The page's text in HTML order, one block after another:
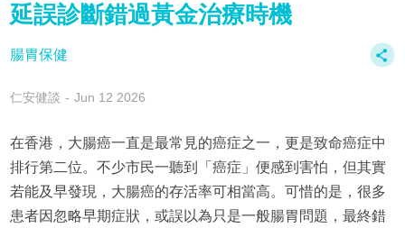
延誤診斷錯過黃金治療時機
腸胃保健
仁安健談 Jun 12 2026
在香港，大腸癌一直是最常見的癌症之一，更是致命癌症中
排行第二位。不少市民一聽到「癌症」便感到害怕，但其實
若能及早發現，大腸癌的存活率可相當高。可惜的是，很多
患者因忽略早期症狀，或誤以為只是一般腸胃問題，最終錯